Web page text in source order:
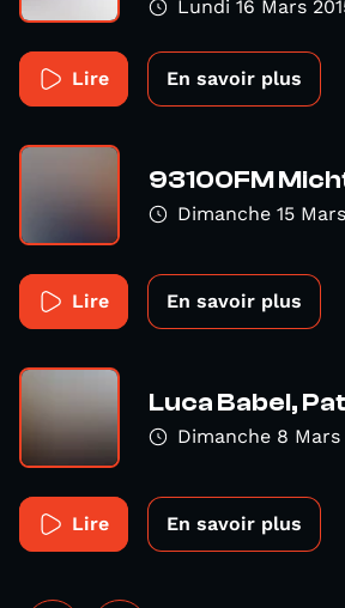
Lundi 16 Mars
Lire En savoir plus
93100FM
Dimanche 15
Lire En savoir plus
Luca Babel,
Dimanche 8 Mars
Lire En savoir plus